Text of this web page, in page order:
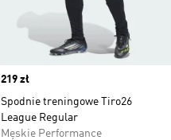
Price
219 zł
Spodnie treningowe Tiro26
League Regular
Męskie Performance